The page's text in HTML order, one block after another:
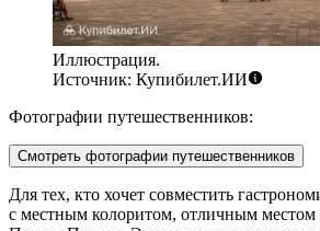
Иллюстрация.
Источник: Купибилет.ИИ
Фотографии путешественников:
Смотреть фотографии путешественников
Для тех, кто хочет совместить
с местным колоритом, отличным местом